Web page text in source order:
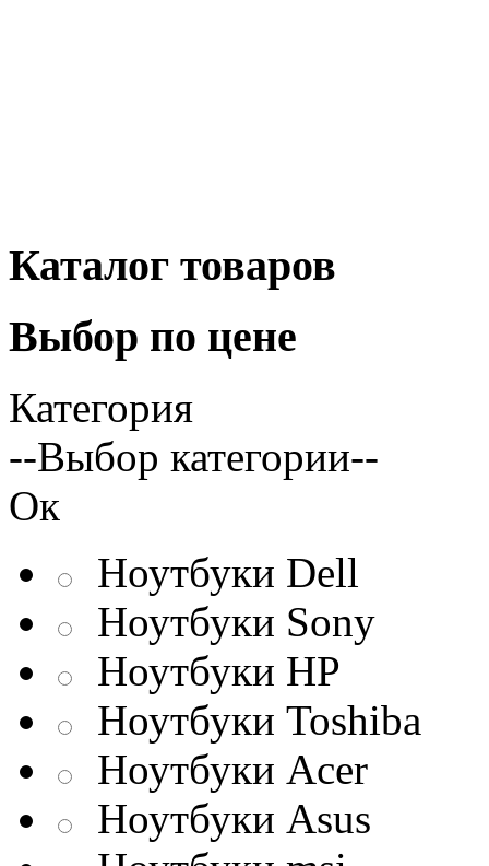
Каталог товаров
Выбор по цене
Категория
--Выбор категории--
Ок
Ноутбуки Dell
Ноутбуки Sony
Ноутбуки HP
Ноутбуки Toshiba
Ноутбуки Acer
Ноутбуки Asus